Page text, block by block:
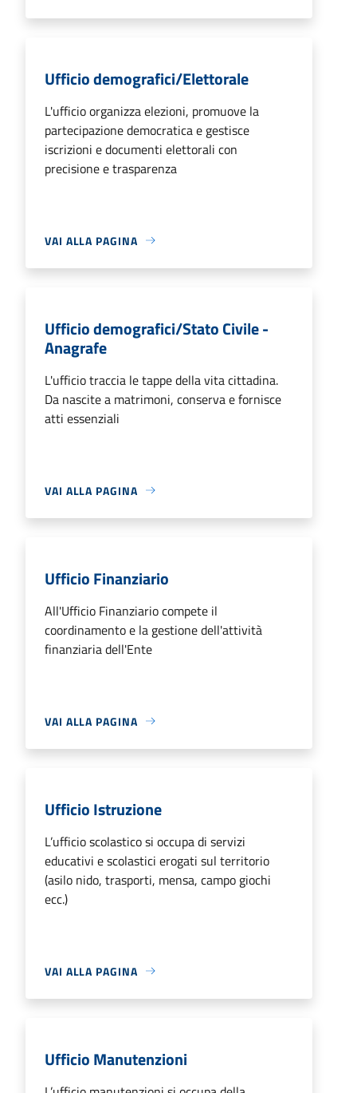
Ufficio demografici/Elettorale
L'ufficio organizza elezioni, promuove la
partecipazione democratica e gestisce
iscrizioni e documenti elettorali con
precisione e trasparenza
VAI ALLA PAGINA
Ufficio demografici/Stato Civile -
Anagrafe
L'ufficio traccia le tappe della vita cittadina.
Da nascite a matrimoni, conserva e fornisce
atti essenziali
VAI ALLA PAGINA
Ufficio Finanziario
All'Ufficio Finanziario compete il
coordinamento e la gestione dell'attività
finanziaria dell'Ente
VAI ALLA PAGINA
Ufficio Istruzione
L’ufficio scolastico si occupa di servizi
educativi e scolastici erogati sul territorio
(asilo nido, trasporti, mensa, campo giochi
ecc.)
VAI ALLA PAGINA
Ufficio Manutenzioni